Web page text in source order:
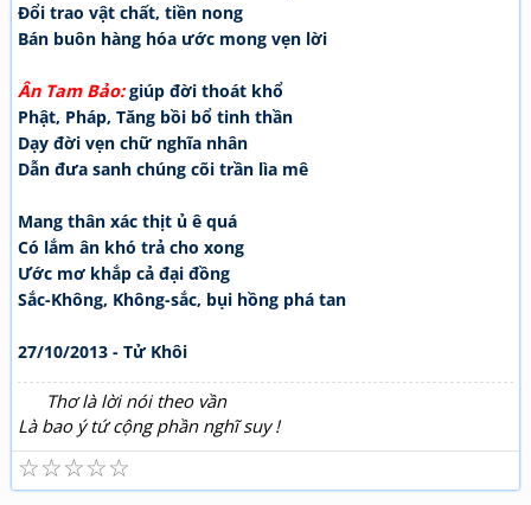
Đổi trao vật chất, tiền nong
Bán buôn hàng hóa ước mong vẹn lời
Ân Tam Bảo:giúp đời thoát khổ
Phật, Pháp, Tăng bồi bổ tinh thần
Dạy đời vẹn chữ nghĩa nhân
Dẫn đưa sanh chúng cõi trần lìa mê
Mang thân xác thịt ủ ê quá
Có lắm ân khó trả cho xong
Ước mơ khắp cả đại đồng
Sắc-Không, Không-sắc, bụi hồng phá tan
27/10/2013 - Tử Khôi
Thơ là lời nói theo vần
Là bao ý tứ cộng phần nghĩ suy !
☆
☆
☆
☆
☆